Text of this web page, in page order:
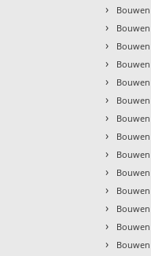
›
›
›
›
›
›
›
›
›
›
›
›
›
›